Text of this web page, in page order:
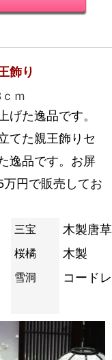
飾り
ｍ
げた逸品です。
てた親王飾りセ
逸品です。お屏
円で販売してお
三宝 木製唐草
桜橘 木製
雪洞 コード